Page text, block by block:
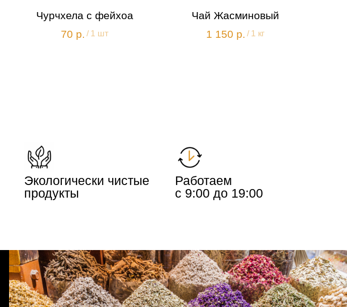
Чурчхела с фейхоа
70 р. / 1 шт
Чай Жасминовый
1 150 р. / 1 кг
Экологически чистые
продукты
Работаем
с 9:00 до 19:00